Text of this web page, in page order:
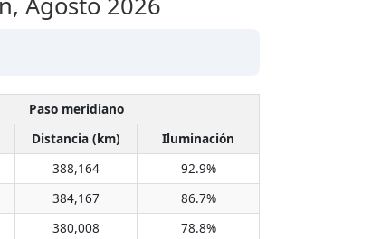
Paso meridiano
Distancia (km)
Iluminación
388,164
92.9%
384,167
86.7%
380,008
78.8%